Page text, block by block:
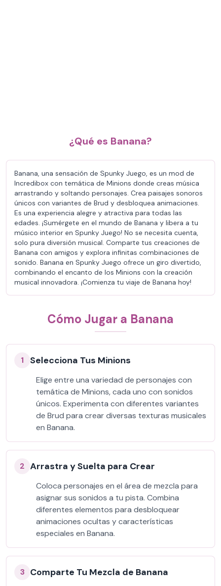
¿Qué es Banana?
Banana, una sensación de Spunky Juego, es un mod de
Incredibox con temática de Minions donde creas música
arrastrando y soltando personajes. Crea paisajes sonoros
únicos con variantes de Brud y desbloquea animaciones.
Es una experiencia alegre y atractiva para todas las
edades. ¡Sumérgete en el mundo de Banana y libera a tu
músico interior en Spunky Juego! No se necesita cuenta,
solo pura diversión musical. Comparte tus creaciones de
Banana con amigos y explora infinitas combinaciones de
sonido. Banana en Spunky Juego ofrece un giro divertido,
combinando el encanto de los Minions con la creación
musical innovadora. ¡Comienza tu viaje de Banana hoy!
Cómo Jugar a Banana
1 Selecciona Tus Minions
Elige entre una variedad de personajes con
temática de Minions, cada uno con sonidos
únicos. Experimenta con diferentes variantes
de Brud para crear diversas texturas musicales
en Banana.
2 Arrastra y Suelta para Crear
Coloca personajes en el área de mezcla para
asignar sus sonidos a tu pista. Combina
diferentes elementos para desbloquear
animaciones ocultas y características
especiales en Banana.
3 Comparte Tu Mezcla de Banana